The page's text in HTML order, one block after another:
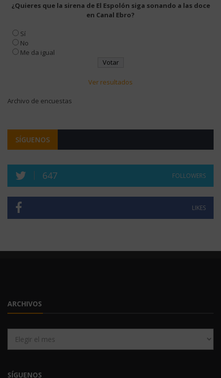
¿Quieres que la sirena de El Espolón siga sonando a las doce
en Canal Ebro?
Sí
No
Me da igual
Ver resultados
Archivo de encuestas
SÍGUENOS
647 FOLLOWERS
LIKES
ARCHIVOS
SÍGUENOS